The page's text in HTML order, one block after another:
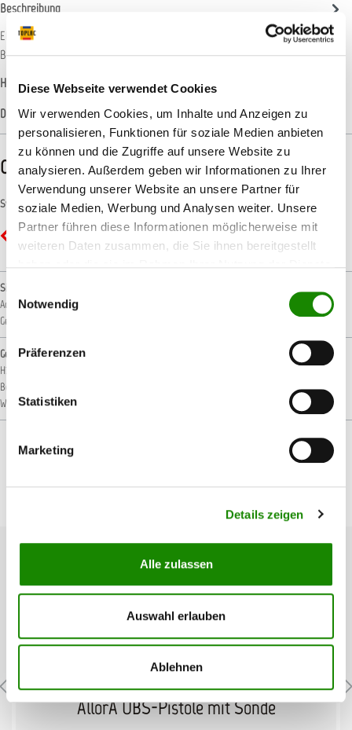
Diese Webseite verwendet Cookies
Wir verwenden Cookies, um Inhalte und Anzeigen zu
personalisieren, Funktionen für soziale Medien anbieten
zu können und die Zugriffe auf unsere Website zu
analysieren. Außerdem geben wir Informationen zu Ihrer
Verwendung unserer Website an unsere Partner für
soziale Medien, Werbung und Analysen weiter. Unsere
Partner führen diese Informationen möglicherweise mit
weiteren Daten zusammen, die Sie ihnen bereitgestellt
Notwendig
Präferenzen
Statistiken
Marketing
Details zeigen
Alle zulassen
Auswahl erlauben
Ablehnen
Beschreibung
Elaskon UBS schwarz ist ein Unterbodenschutz auf Wachsbasis mit
Bitumenanteil für die Anwendung bei PKW, LKW und Bussen. Dur…Mehr
Hersteller-Informationen
Datenblätter
CLP-/REACH-Hinweise
Symbole
GHS02 - Flamme: Entzündbar
Signalwort
Achtung!
Gefahr!
Gefahrenhinweise
H222: Extrem entzündbares Aerosol.
Behälter steht unter Druck: Kann bei Erwärmung bersten.
H412: Schädlich für
Wasserorganismen, mit langfristiger Wirkung.
AllorA UBS-Pistole mit Sonde